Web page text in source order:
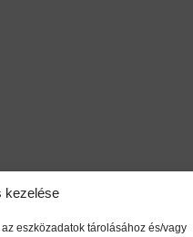
kezelése
eszközadatok tárolásához és/vagy